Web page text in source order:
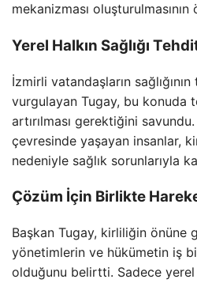
mekanizması
Yerel Halkın Sağlığı
İzmirli vatandaşların
vurgulayan Tugay, bu konuda
artırılması gerektiğini
çevresinde yaşayan insanlar,
nedeniyle sağlık sorunlarıyla
Çözüm İçin Birlikte
Başkan Tugay, kirliliğin önüne
yönetimlerin ve hükümetin iş
olduğunu belirtti. Sadece